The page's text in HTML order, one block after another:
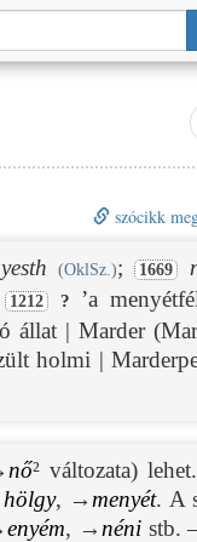
szócikk
(OklSz.); 1669
1212 ?
’a
állat | Marder
holmi |
nő² változata)
hölgy, → menyét. A
enyém, → nénistb.